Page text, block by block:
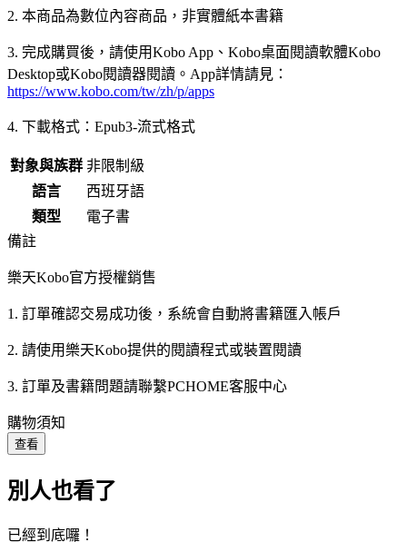
2. 本商品為數位內容商品，非實體紙本書籍
3. 完成購買後，請使用Kobo App、Kobo桌面閱讀軟體Kobo
Desktop或Kobo閱讀器閱讀。App詳情請見：
https://www.kobo.com/tw/zh/p/apps
4. 下載格式：Epub3-流式格式
對象與族群 非限制級
語言
西班牙語
類型
電子書
備註
樂天Kobo官方授權銷售
1. 訂單確認交易成功後，系統會自動將書籍匯入帳戶
2. 請使用樂天Kobo提供的閱讀程式或裝置閱讀
3. 訂單及書籍問題請聯繫PCHOME客服中心
購物須知
查看
別人也看了
已經到底囉！